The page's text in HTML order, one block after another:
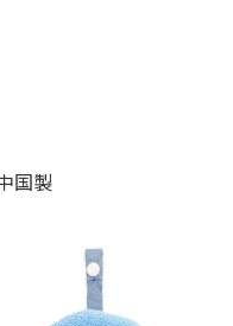
国製